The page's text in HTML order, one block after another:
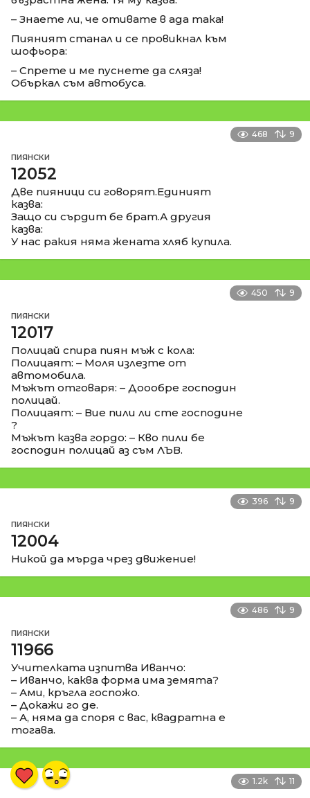
– Знаете ли, че отивате в ада така!
Пияният станал и се провикнал към
шофьора:
– Спрете и ме пуснете да сляза!
Объркал съм автобуса.
468 9
ПИЯНСКИ
12052
Две пияници си говорят.Единият
казва:
Защо си сърдит бе брат.А другия
казва:
У нас ракия няма жената хляб купила.
450 9
ПИЯНСКИ
12017
Полицай спира пиян мъж с кола:
Полицаят: – Моля излезте от
автомобила.
Мъжът отговаря: – Доообре господин
полицай.
Полицаят: – Вие пили ли сте господине
?
Мъжът казва гордо: – Кво пили бе
господин полицай аз съм ЛЪВ.
396 9
ПИЯНСКИ
12004
Никой да мърда чрез движение!
486 9
ПИЯНСКИ
11966
Учителката изпитва Иванчо:
– Иванчо, каква форма има земята?
– Ами, кръгла госпожо.
– Докажи го де.
– А, няма да споря с вас, квадратна е
тогава.
1.2k 11